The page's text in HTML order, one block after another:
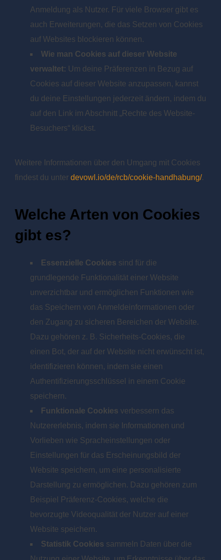
Anmeldung als Nutzer. Für viele Browser gibt es
auch Erweiterungen, die das Setzen von Cookies
auf Websites blockieren können.
Wie man Cookies auf dieser Website
verwaltet: Um deine Präferenzen in Bezug auf
Cookies auf dieser Website anzupassen, kannst
du deine Einstellungen jederzeit ändern, indem du
auf den Link im Abschnitt „Rechte des Website-
Besuchers“ klickst.
Weitere Informationen über den Umgang mit Cookies
findest du unter devowl.io/de/rcb/cookie-handhabung/.
Welche Arten von Cookies
gibt es?
Essenzielle Cookies sind für die
grundlegende Funktionalität einer Website
unverzichtbar und ermöglichen Funktionen wie
das Speichern von Anmeldeinformationen oder
den Zugang zu sicheren Bereichen der Website.
Dazu gehören z. B. Sicherheits-Cookies, die
einen Bot, der auf der Website nicht erwünscht ist,
identifizieren können, indem sie einen
Authentifizierungsschlüssel in einem Cookie
speichern.
Funktionale Cookies verbessern das
Nutzererlebnis, indem sie Informationen und
Vorlieben wie Spracheinstellungen oder
Einstellungen für das Erscheinungsbild der
Website speichern, um eine personalisierte
Darstellung zu ermöglichen. Dazu gehören zum
Beispiel Präferenz-Cookies, welche die
bevorzugte Videoqualität der Nutzer auf einer
Website speichern.
Statistik Cookies sammeln Daten über die